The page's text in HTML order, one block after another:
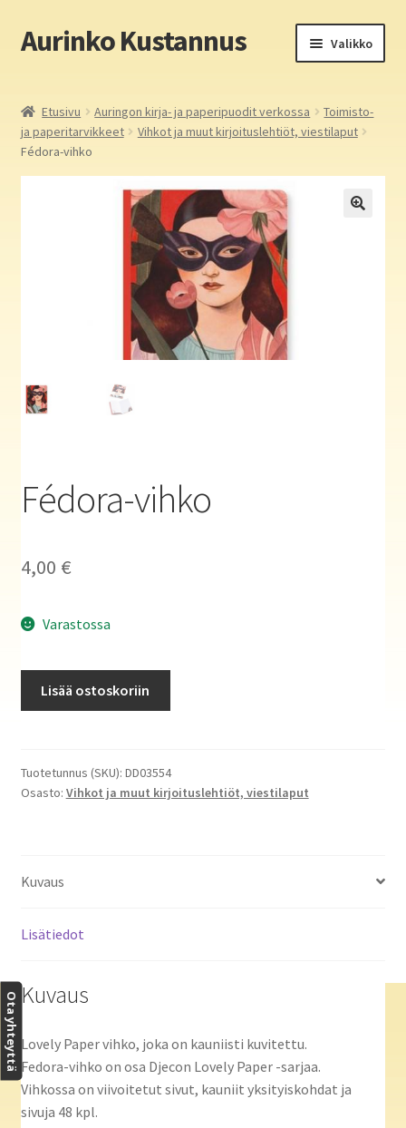
Siirry
navigointiin
Siirry
sisältöön
Aurinko Kustannus Valikko
Yritys
Aurinko Kustannus: kirjat
Auringon kirja- ja paperipuodit verkossa
Etusivu Auringon kirja- ja paperipuodit verkossa
Toimisto-
ja paperitarvikkeet
Vihkot ja muut kirjoituslehtiöt, viestilaput
Fédora-vihko
Fédora-vihko
4,00 €
Varastossa
Lisää ostoskoriin
Tuotetunnus (SKU): DD03554
Osasto: Vihkot ja muut kirjoituslehtiöt, viestilaput
Kuvaus
Lisätiedot
Kuvaus
Lovely Paper vihko, joka on kauniisti kuvitettu.
Fedora-vihko on osa Djecon Lovely Paper -sarjaa.
Vihkossa on viivoitetut sivut, kauniit yksityiskohdat ja
sivuja 48 kpl.
Ota yhteyttä